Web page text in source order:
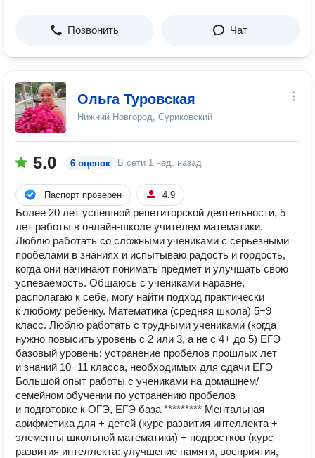
Позвонить Чат
Ольга Туровская
Нижний Новгород, Суриковский
5.0 6 оценок В сети 1 нед. назад
Паспорт проверен 4.9
Более 20 лет успешной репетиторской деятельности, 5
лет работы в онлайн-школе учителем математики.
Люблю работать со сложными учениками с серьезными
пробелами в знаниях и испытываю радость и гордость,
когда они начинают понимать предмет и улучшать свою
успеваемость. Общаюсь с учениками наравне,
располагаю к себе, могу найти подход практически
к любому ребенку. Математика (средняя школа) 5−9
класс. Люблю работать с трудными учениками (когда
нужно повысить уровень с 2 или 3, а не с 4+ до 5) ЕГЭ
базовый уровень: устранение пробелов прошлых лет
и знаний 10−11 класса, необходимых для сдачи ЕГЭ
Большой опыт работы с учениками на домашнем/
семейном обучении по устранению пробелов
и подготовке к ОГЭ, ЕГЭ база ********* Ментальная
арифметика для + детей (курс развития интеллекта +
элементы школьной математики) + подростков (курс
развития интеллекта: улучшение памяти, восприятия,